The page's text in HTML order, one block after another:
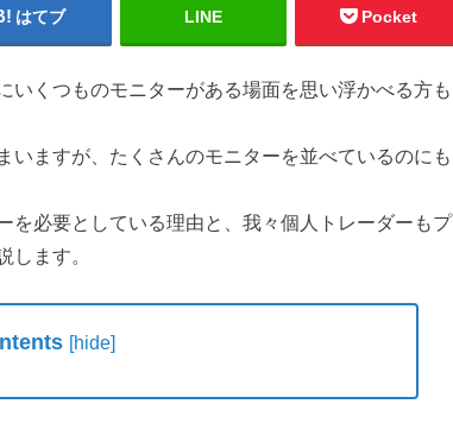
はてブ LINE Pocket
いくつものモニターがある場面を思い浮かべる方も
ますが、たくさんのモニターを並べているのにも
を必要としている理由と、我々個人トレーダーもプ
します。
[hide]